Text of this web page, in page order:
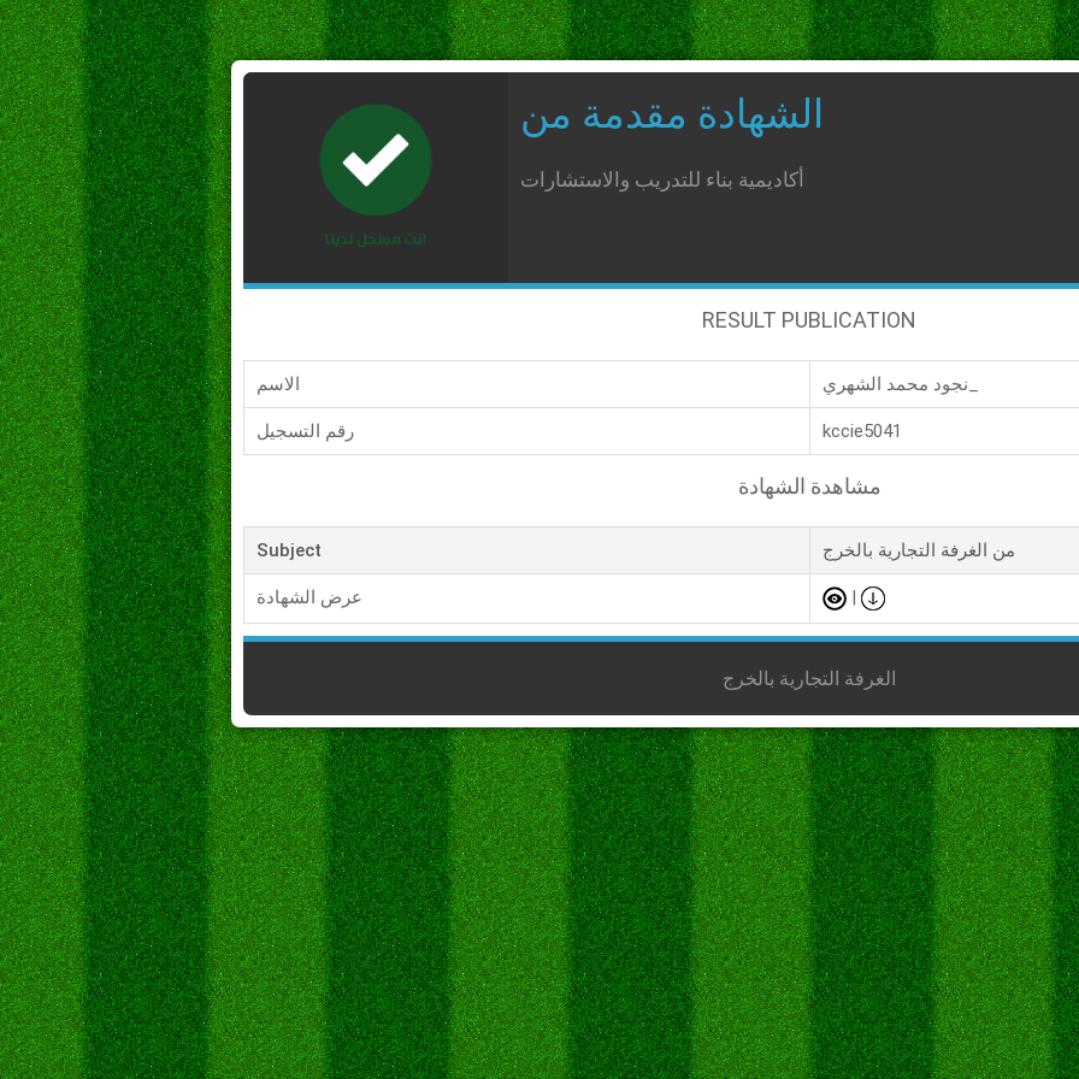
الشهادة مقدمة من
أكاديمية بناء للتدريب والاستشارات
RESULT PUBLICATION
الاسم
رقم التسجيل kccie5041
مشاهدة الشهادة
Subject من الغرفة التجارية بالخرج
عرض الشهادة |
الغرفة التجارية بالخرج